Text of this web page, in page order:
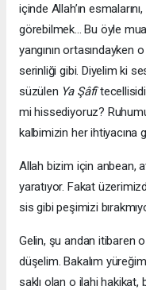
içinde Allah’ın
görebilmek... Bu öyle
yangının
serinliği gibi. Diyelim ki
süzülen Ya Şâfî
mi hissediyoruz?
kalbimizin her ihtiyacına
Allah bizim için anbean,
yaratıyor. Fakat
sis gibi peşimizi
Gelin, şu andan itibaren
düşelim. Bakalım
saklı olan o ilahi hakikat,